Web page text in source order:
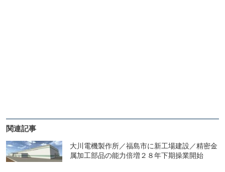
関連記事
大川電機製作所／福島市に新工場建設／精密金
属加工部品の能力倍増２８年下期操業開始